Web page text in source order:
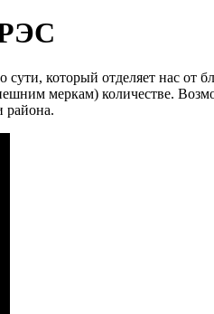
РЭС
который отделяет нас
меркам) количестве.
района.